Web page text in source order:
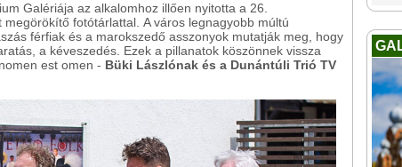
Galériája az alkalomhoz illően nyitotta a 26.
fotótárlattal. A város legnagyobb múltú
férfiak és a marokszedő asszonyok mutatják meg, hogy
a kéveszedés. Ezek a pillanatok köszönnek vissza
est omen - Büki Lászlónak és a Dunántúli Trió TV